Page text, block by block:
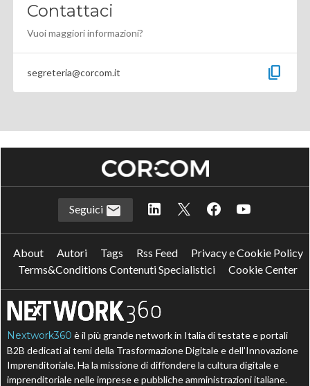
Contattaci
Vuoi maggiori informazioni?
segreteria@corcom.it content_copy
Seguici
About Autori Tags Rss Feed
Privacy e Cookie Policy
Terms&Conditions Contenuti Specialistici
Cookie Center
Nextwork360 è il più grande network in Italia di testate e portali
B2B dedicati ai temi della Trasformazione Digitale e dell’Innovazione
Imprenditoriale. Ha la missione di diffondere la cultura digitale e
imprenditoriale nelle imprese e pubbliche amministrazioni italiane.